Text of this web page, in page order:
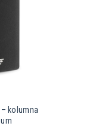
– kolumna